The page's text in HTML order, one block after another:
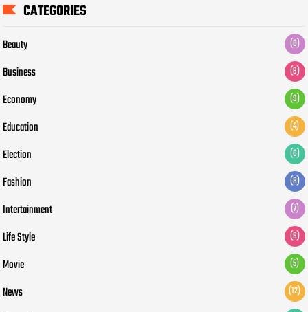
CATEGORIES
Beauty (8)
Business (9)
Economy (9)
Education (4)
Election (6)
Fashion (8)
Intertainment (7)
Life Style (6)
Movie (5)
News (12)